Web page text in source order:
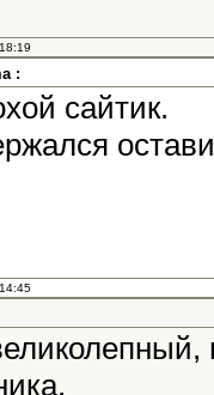
:
сайтик.